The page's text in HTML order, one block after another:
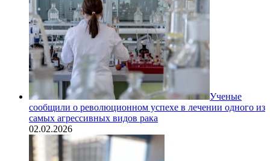
Ученые
сообщили о революционном успехе в лечении одного из
самых агрессивных видов рака
02.02.2026